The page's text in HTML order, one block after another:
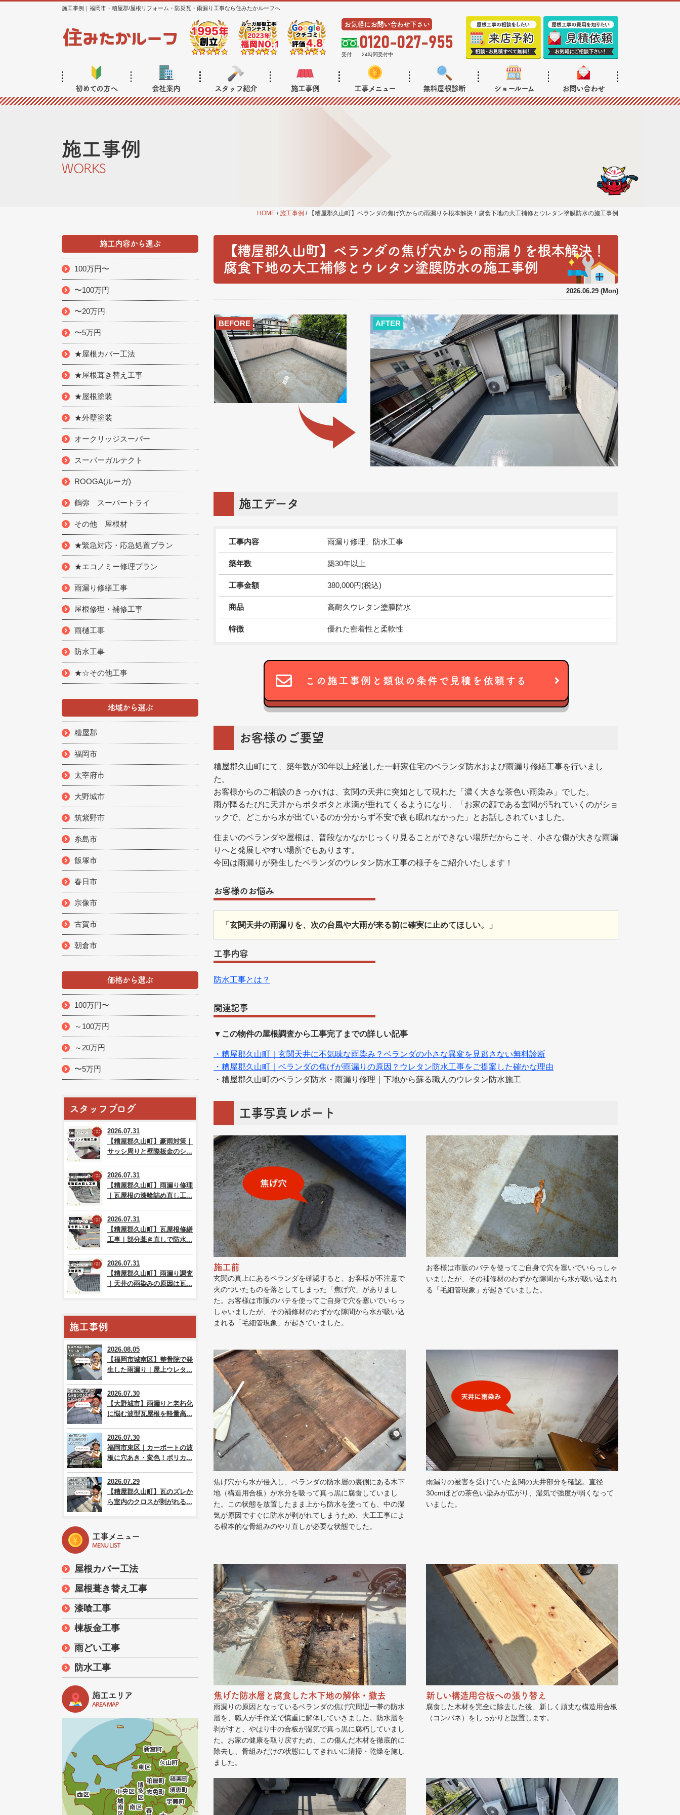
施工事例｜福岡市・糟屋郡/屋根リフォーム・防災瓦・雨漏り工事なら住みたかルーフへ
お気軽にお問い合わせ下さい
0120-027-955
受付 24時間受付中
初めての方へ 会社案内 スタッフ紹介 施工事例 工事メニュー 無料屋根診断 ショールーム お問い合わせ
施工事例
WORKS
HOME /施工事例 / 【糟屋郡久山町】ベランダの焦げ穴からの雨漏りを根本解決！腐食下地の大工補修とウレタン塗膜防水の施工事例
【糟屋郡久山町】ベランダの焦げ穴からの雨漏りを根本解決！
腐食下地の大工補修とウレタン塗膜防水の施工事例
2026.06.29 (Mon)
BEFORE AFTER
施工データ
工事内容 雨漏り修理、防水工事
築年数 築30年以上
工事金額 380,000円(税込)
商品 高耐久ウレタン塗膜防水
特徴 優れた密着性と柔軟性
この施工事例と類似の条件で見積を依頼する
お客様のご要望
糟屋郡久山町にて、築年数が30年以上経過した一軒家住宅のベランダ防水および雨漏り修繕工事を行いまし
た。
お客様からのご相談のきっかけは、玄関の天井に突如として現れた「濃く大きな茶色い雨染み」でした。
雨が降るたびに天井からポタポタと水滴が垂れてくるようになり、「お家の顔である玄関が汚れていくのがショ
ックで、どこから水が出ているのか分からず不安で夜も眠れなかった」とお話しされていました。
住まいのベランダや屋根は、普段なかなかじっくり見ることができない場所だからこそ、小さな傷が大きな雨漏
りへと発展しやすい場所でもあります。
今回は雨漏りが発生したベランダのウレタン防水工事の様子をご紹介いたします！
お客様のお悩み
「玄関天井の雨漏りを、次の台風や大雨が来る前に確実に止めてほしい。」
工事内容
防水工事とは？
関連記事
▼この物件の屋根調査から工事完了までの詳しい記事
・糟屋郡久山町｜玄関天井に不気味な雨染み？ベランダの小さな異変を見逃さない無料診断
・糟屋郡久山町｜ベランダの焦げが雨漏りの原因？ウレタン防水工事をご提案した確かな理由
・糟屋郡久山町のベランダ防水・雨漏り修理｜下地から蘇る職人のウレタン防水施工
工事写真レポート
施工前
玄関の真上にあるベランダを確認すると、お客様が不注意で
火のついたものを落としてしまった「焦げ穴」がありまし
た。お客様は市販のパテを使ってご自身で穴を塞いでいらっ
しゃいましたが、その補修材のわずかな隙間から水が吸い込
まれる「毛細管現象」が起きていました。
お客様は市販のパテを使ってご自身で穴を塞いでいらっしゃ
いましたが、その補修材のわずかな隙間から水が吸い込まれ
る「毛細管現象」が起きていました。
焦げ穴から水が侵入し、ベランダの防水層の裏側にある木下
地（構造用合板）が水分を吸って真っ黒に腐食していまし
た。この状態を放置したまま上から防水を塗っても、中の湿
気が原因ですぐに防水が剥がれてしまうため、大工工事によ
る根本的な骨組みのやり直しが必要な状態でした。
雨漏りの被害を受けていた玄関の天井部分を確認。直径
30cmほどの茶色い染みが広がり、湿気で強度が弱くなって
いました。
焦げた防水層と腐食した木下地の解体・撤去
雨漏りの原因となっているベランダの焦げ穴周辺一帯の防水
層を、職人が手作業で慎重に解体していきました。防水層を
剥がすと、やはり中の合板が湿気で真っ黒に腐朽していまし
た。お家の健康を取り戻すため、この傷んだ木材を徹底的に
除去し、骨組みだけの状態にしてきれいに清掃・乾燥を施し
ました。
新しい構造用合板への張り替え
腐食した木材を完全に除去した後、新しく頑丈な構造用合板
（コンパネ）をしっかりと設置します。
施工内容から選ぶ
100万円〜
〜100万円
〜20万円
〜5万円
★屋根カバー工法
★屋根葺き替え工事
★屋根塗装
★外壁塗装
オークリッジスーパー
スーパーガルテクト
ROOGA(ルーガ)
鶴弥 スーパートライ
その他 屋根材
★緊急対応・応急処置プラン
★エコノミー修理プラン
雨漏り修繕工事
屋根修理・補修工事
雨樋工事
防水工事
★☆その他工事
地域から選ぶ
糟屋郡
福岡市
太宰府市
大野城市
筑紫野市
糸島市
飯塚市
春日市
宗像市
古賀市
朝倉市
価格から選ぶ
100万円〜
～100万円
～20万円
〜5万円
スタッフブログ
2026.07.31
【糟屋郡久山町】豪雨対策｜
サッシ周りと壁際板金のシ...
2026.07.31
【糟屋郡久山町】雨漏り修理
｜瓦屋根の漆喰詰め直し工...
2026.07.31
【糟屋郡久山町】瓦屋根修繕
工事｜部分葺き直しで防水...
2026.07.31
【糟屋郡久山町】雨漏り調査
｜天井の雨染みの原因は瓦...
施工事例
2026.08.05
【福岡市城南区】整骨院で発
生した雨漏り｜屋上ウレタ...
2026.07.30
【大野城市】雨漏りと老朽化
に悩む波型瓦屋根を軽量高...
2026.07.30
福岡市東区｜カーポートの波
板に穴あき・変色！ポリカ...
2026.07.29
【糟屋郡久山町】瓦のズレか
ら室内のクロスが剥がれる...
工事メニュー
MENU LIST
屋根カバー工法
屋根葺き替え工事
漆喰工事
棟板金工事
雨どい工事
防水工事
施工エリア
AREA MAP